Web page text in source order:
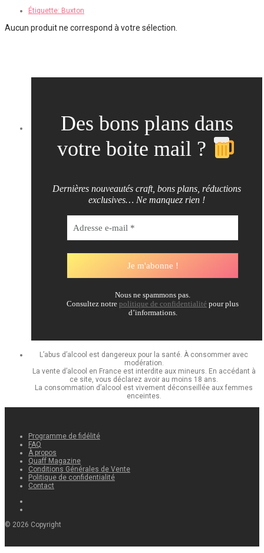
Étiquette: Buxton
Aucun produit ne correspond à votre sélection.
Des bons plans dans
votre boite mail ?
Dernières nouveautés craft, bons plans, réductions
exclusives… Ne manquez rien !
Nous ne spammons pas.
Consultez notre politique de confidentialité pour plus
d’informations.
L’abus d’alcool est dangereux pour la santé. À consommer avec
modération.
La vente d’alcool en France est interdite aux mineurs. En accédant à
ce site, vous déclarez avoir au moins 18 ans.
La consommation d’alcool est vivement déconseillée aux femmes
enceintes.
Programme de fidélité
FAQ
À propos
Quaff Magazine
Conditions Générales de Vente
Politique de confidentialité
Contact
© 2026 Copyright